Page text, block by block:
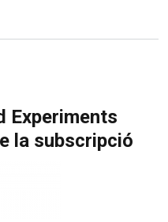
Experiments
la subscripció